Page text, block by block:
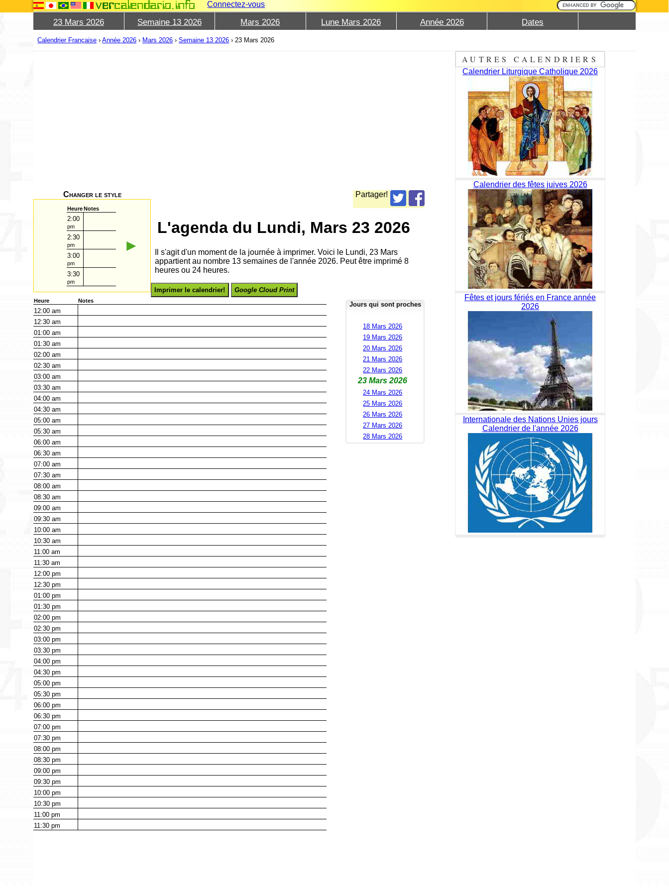
Connectez-vous
23 Mars 2026 Semaine 13 2026 Mars 2026 Lune Mars 2026 Année 2026 Dates
Calendrier Française ›Année 2026 › Mars 2026 ›Semaine 13 2026 ›23 Mars 2026
Partager!
Changer le style
HeureNotes
2:00
pm
2:30
pm
3:00
pm
3:30
pm
►
L'agenda du Lundi, Mars 23 2026
Il s'agit d'un moment de la journée à imprimer. Voici le Lundi, 23 Mars
appartient au nombre 13 semaines de l'année 2026. Peut être imprimé 8
heures ou 24 heures.
Imprimer le calendrier! Google Cloud Print
Heure Notes
12:00am
12:30am
01:00am
01:30am
02:00am
02:30am
03:00am
03:30am
04:00am
04:30am
05:00am
05:30am
06:00am
06:30am
07:00am
07:30am
08:00am
08:30am
09:00am
09:30am
10:00am
10:30am
11:00am
11:30am
12:00pm
12:30pm
01:00pm
01:30pm
02:00pm
02:30pm
03:00pm
03:30pm
04:00pm
04:30pm
05:00pm
05:30pm
06:00pm
06:30pm
07:00pm
07:30pm
08:00pm
08:30pm
09:00pm
09:30pm
10:00pm
10:30pm
11:00pm
11:30pm
Jours qui sont proches
18 Mars 2026
19 Mars 2026
20 Mars 2026
21 Mars 2026
22 Mars 2026
23 Mars 2026
24 Mars 2026
25 Mars 2026
26 Mars 2026
27 Mars 2026
28 Mars 2026
AUTRES CALENDRIERS
Calendrier Liturgique Catholique 2026
Calendrier des fêtes juives 2026
Fêtes et jours fériés en France année
2026
Internationale des Nations Unies jours
Calendrier de l'année 2026